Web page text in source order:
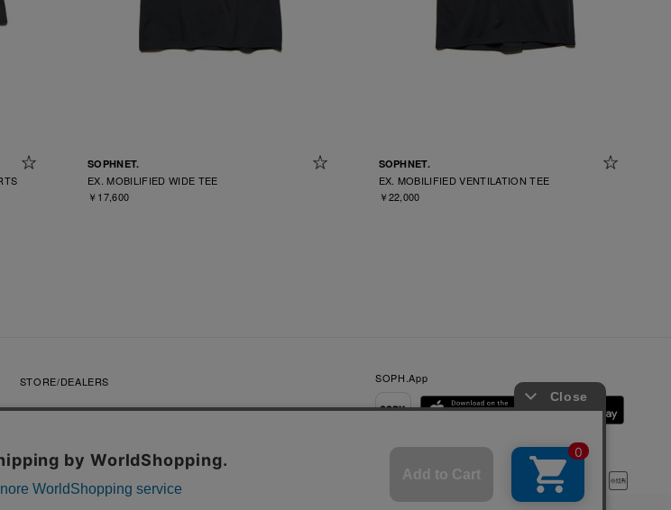
SOPHNET.
EX. MOBILIFIED WIDE TEE
￥17,600
SOPHNET.
EX. MOBILIFIED VENTILATION TEE
￥22,000
STORE/DEALERS
SOPH. MEMBERS
コンビニ・営業店受取サービス
SOPH.App